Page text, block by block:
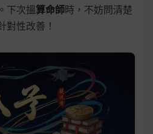
下次搵算命師時，不妨問清楚
對性改善！